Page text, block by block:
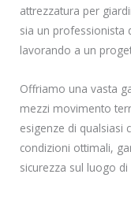
attrezzatura per
sia un professionista
lavorando a un
Offriamo una vasta
mezzi movimento
esigenze di qualsiasi
condizioni ottimali,
sicurezza sul luogo